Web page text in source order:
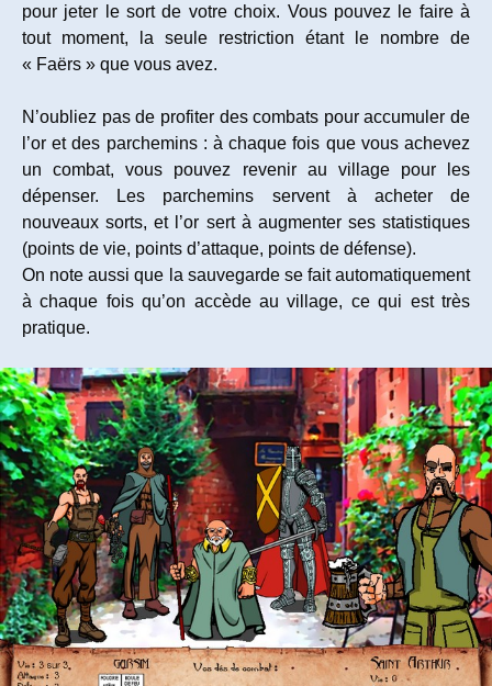
pour jeter le sort de votre choix. Vous pouvez le faire à
tout moment, la seule restriction étant le nombre de
« Faërs » que vous avez.
N’oubliez pas de profiter des combats pour accumuler de
l’or et des parchemins : à chaque fois que vous achevez
un combat, vous pouvez revenir au village pour les
dépenser. Les parchemins servent à acheter de
nouveaux sorts, et l’or sert à augmenter ses statistiques
(points de vie, points d’attaque, points de défense).
On note aussi que la sauvegarde se fait automatiquement
à chaque fois qu’on accède au village, ce qui est très
pratique.